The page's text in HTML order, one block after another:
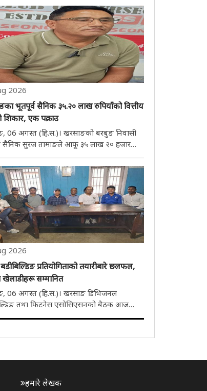
पञ्चायत समिति सभापति निमन्ता तामाङले
बिहीबार स्थलगत निरीक्षण गरेकी छन्। नि..
2026
भूतपूर्व सैनिक ३५.२० लाख रुपियाँको वित्तीय
शिकार, एक पक्राउ
06 अगस्त (हि.स.)। खरसाङको बरबुङ निवासी
सैनिक सुरज तामाङले आफू ३५ लाख २० हजार
विषयमा आज आयोजित पत्रकार सम्मेलनमा उनले
विदेशमा रोजगारी दिलाइदिने प्रलोभन देखाएर
..
2026
प्रतियोगिताको तयारीबारे छलफल,
खेलाडीहरू सम्मानित
06 अगस्त (हि.स.)। खरसाङ डिभिजनल
तथा फिटनेस एसोसिएसनको बैठक आज
प्रतियोगिताको तयारी तथा व्यवस्थापनबारे
हमारे लेखक